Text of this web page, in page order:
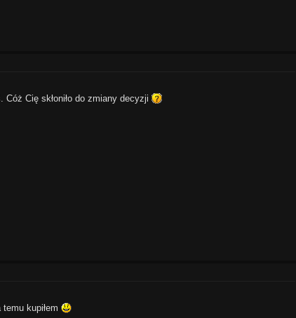
Cóż Cię skłoniło do zmiany decyzji
kupiłem